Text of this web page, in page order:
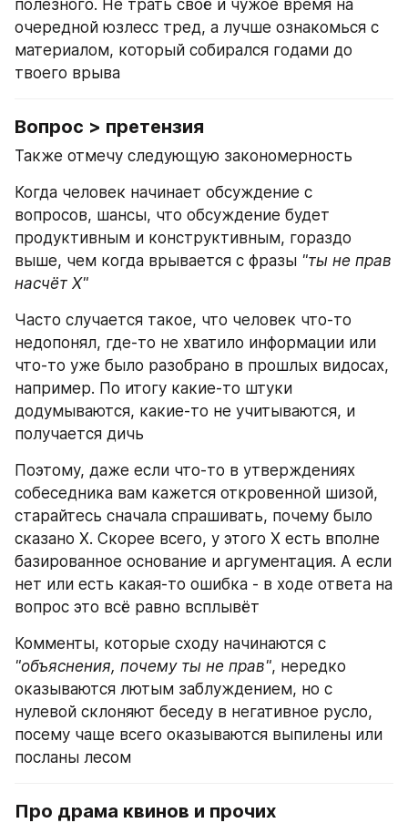
полезного. Не трать своё и чужое время на
очередной юзлесс тред, а лучше ознакомься с
материалом, который собирался годами до
твоего врыва
Вопрос > претензия
Также отмечу следующую закономерность
Когда человек начинает обсуждение с
вопросов, шансы, что обсуждение будет
продуктивным и конструктивным, гораздо
выше, чем когда врывается с фразы "ты не прав
насчёт X"
Часто случается такое, что человек что-то
недопонял, где-то не хватило информации или
что-то уже было разобрано в прошлых видосах,
например. По итогу какие-то штуки
додумываются, какие-то не учитываются, и
получается дичь
Поэтому, даже если что-то в утверждениях
собеседника вам кажется откровенной шизой,
старайтесь сначала спрашивать, почему было
сказано X. Скорее всего, у этого X есть вполне
базированное основание и аргументация. А если
нет или есть какая-то ошибка - в ходе ответа на
вопрос это всё равно всплывёт
"объяснения, почему ты не прав", нередко
оказываются лютым заблуждением, но с
нулевой склоняют беседу в негативное русло,
посему чаще всего оказываются выпилены или
посланы лесом
Про драма квинов и прочих